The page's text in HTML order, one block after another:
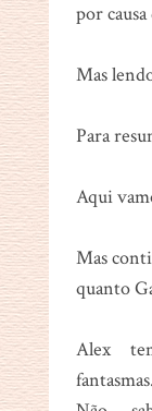
por
Mas
Para
Aqui
Mas
quanto
Alex